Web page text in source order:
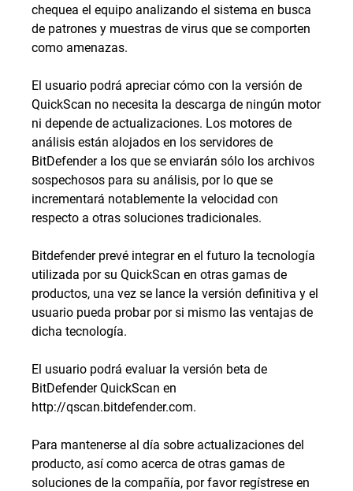
chequea el equipo analizando el sistema en busca
de patrones y muestras de virus que se comporten
como amenazas.
El usuario podrá apreciar cómo con la versión de
QuickScan no necesita la descarga de ningún motor
ni depende de actualizaciones. Los motores de
análisis están alojados en los servidores de
BitDefender a los que se enviarán sólo los archivos
sospechosos para su análisis, por lo que se
incrementará notablemente la velocidad con
respecto a otras soluciones tradicionales.
Bitdefender prevé integrar en el futuro la tecnología
utilizada por su QuickScan en otras gamas de
productos, una vez se lance la versión definitiva y el
usuario pueda probar por si mismo las ventajas de
dicha tecnología.
El usuario podrá evaluar la versión beta de
BitDefender QuickScan en
http://qscan.bitdefender.com.
Para mantenerse al día sobre actualizaciones del
producto, así como acerca de otras gamas de
soluciones de la compañía, por favor regístrese en